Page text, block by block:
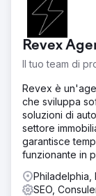
Il brand aveva
attrarre più
web era privo
da navigare e
locale
rendeva
chiave ad alto
chiara e
Soluzione
Abbiamo
comprendeva
miglioramenti
state create
base di una
Revex
Il tuo team di
Revex è
che sviluppa
soluzioni di
settore
garantisce
funzionante in
Philadelphia,
SEO,